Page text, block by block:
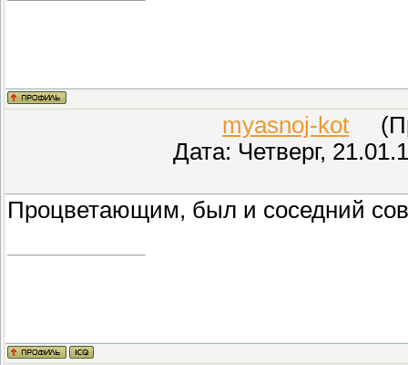
myasnoj-kot
Дата: Четверг,
Процветающим, был и соседний